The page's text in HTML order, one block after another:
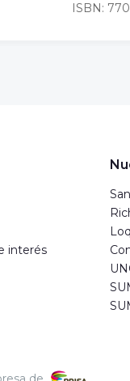
ISBN:
interés